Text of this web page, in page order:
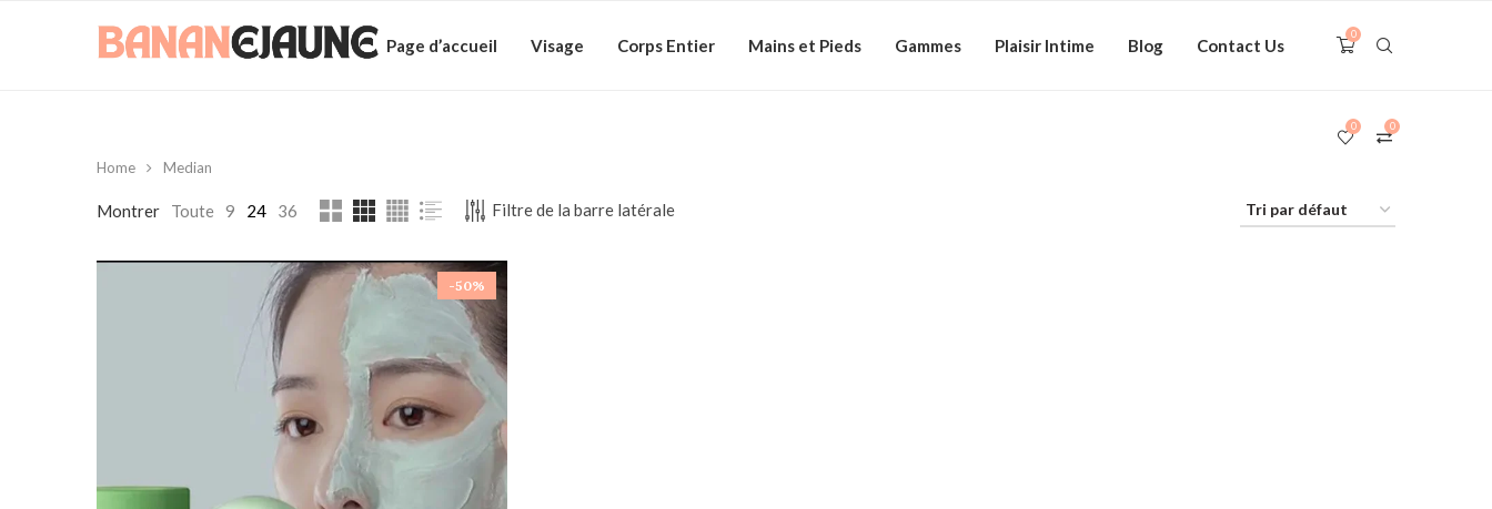
Page d’accueil Visage Corps Entier Mains et Pieds Gammes Plaisir Intime Blog Contact Us
0
0
0
Home Median
Montrer Toute 9 24 36 Filtre de la barre latérale
-50%